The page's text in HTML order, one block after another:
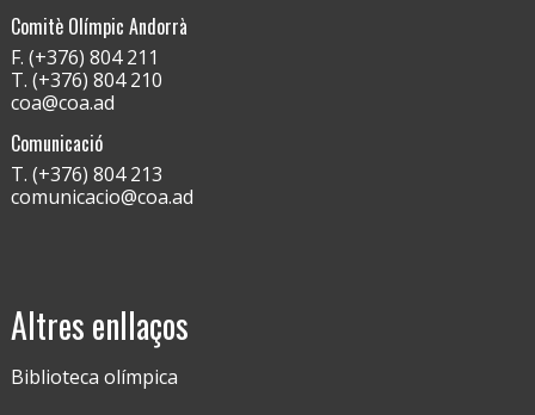
Comitè Olímpic Andorrà
F. (+376) 804 211
T. (+376) 804 210
coa@coa.ad
Comunicació
T. (+376) 804 213
comunicacio@coa.ad
Altres enllaços
Biblioteca olímpica